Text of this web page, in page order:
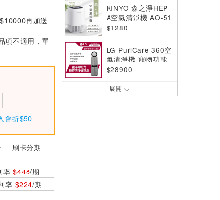
再加送
項不適用，單
會折$50
刷卡分期
率$448/期
率 $224/期
KINYO 森之淨HEP
A空氣清淨機 AO-51
0
$1280
LG PuriCare 360空
氣清淨機-寵物功能
增加版二代-LITE版-
$28900
LG PuriCare™ Aer
展開